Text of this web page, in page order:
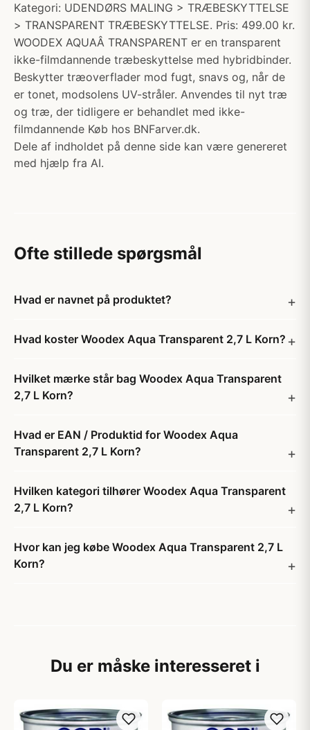
Kategori: UDENDØRS MALING > TRÆBESKYTTELSE
> TRANSPARENT TRÆBESKYTTELSE. Pris: 499.00 kr.
WOODEX AQUAÂ TRANSPARENT er en transparent
ikke-filmdannende træbeskyttelse med hybridbinder.
Beskytter træoverflader mod fugt, snavs og, når de
er tonet, modsolens UV-stråler. Anvendes til nyt træ
og træ, der tidligere er behandlet med ikke-
filmdannende Køb hos BNFarver.dk.
Dele af indholdet på denne side kan være genereret
med hjælp fra AI.
Ofte stillede spørgsmål
Hvad er navnet på produktet?
Hvad koster Woodex Aqua Transparent 2,7 L Korn?
Hvilket mærke står bag Woodex Aqua Transparent
2,7 L Korn?
Hvad er EAN / Produktid for Woodex Aqua
Transparent 2,7 L Korn?
Hvilken kategori tilhører Woodex Aqua Transparent
2,7 L Korn?
Hvor kan jeg købe Woodex Aqua Transparent 2,7 L
Korn?
Du er måske interesseret i